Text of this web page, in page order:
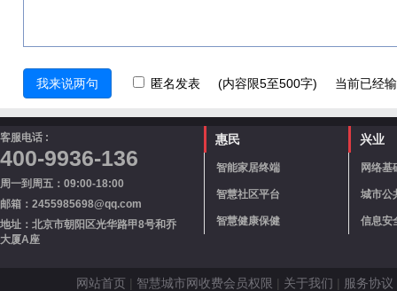
匿名发表 (内容限5至500字) 当前已经
客服电话 :
400-9936-136
周一到周五：09:00-18:00
邮箱：2455985698@qq.com
地址：北京市朝阳区光华路甲8号和乔
大厦A座
惠民
智能家居终端
智慧社区平台
智慧健康保健
兴业
网络基
城市公
信息安
网站首页 | 智慧城市网收费会员权限 | 关于我们 | 服务协议